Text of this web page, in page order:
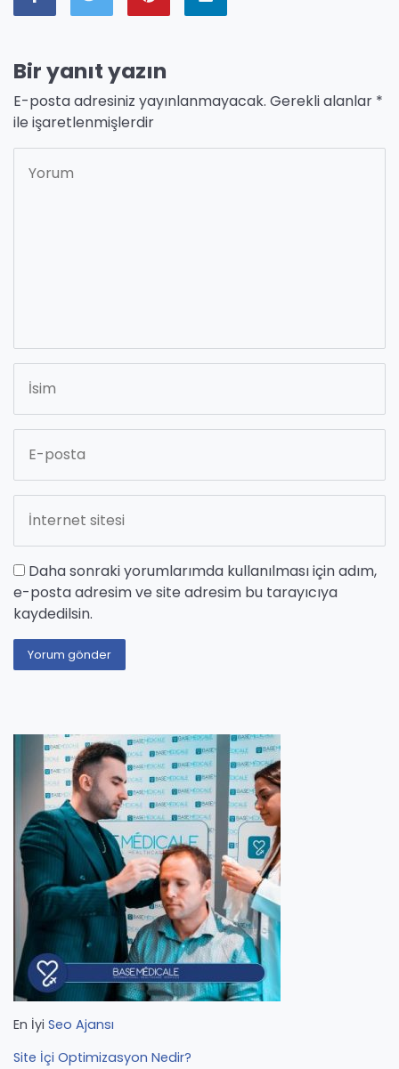
Bir yanıt yazın
E-posta adresiniz yayınlanmayacak. Gerekli alanlar *
ile işaretlenmişlerdir
Daha sonraki yorumlarımda kullanılması için adım,
e-posta adresim ve site adresim bu tarayıcıya
kaydedilsin.
En İyi Seo Ajansı
Site İçi Optimizasyon Nedir?